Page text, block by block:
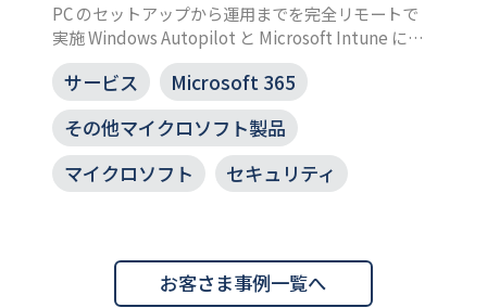
PC のセットアップから運用までを完全リモートで
実施 Windows Autopilot と Microsoft Intune によ
り実現
サービス
Microsoft 365
その他マイクロソフト製品
マイクロソフト
セキュリティ
お客さま事例一覧へ